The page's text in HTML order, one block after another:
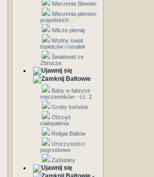
Wierzenia Słowian
Wierzenia plemion
prapolskich
Wilcze plemię
Wodny świat
topielców i rusałek
Światowid ze
Zbrucza
Bałtowie
Baby w fabryce
męczenników - cz. 2
Groby końskie
Obrzęd
ciałopalenia
Religia Bałtów
Uroczystości
pogrzebowe
Zaślubiny